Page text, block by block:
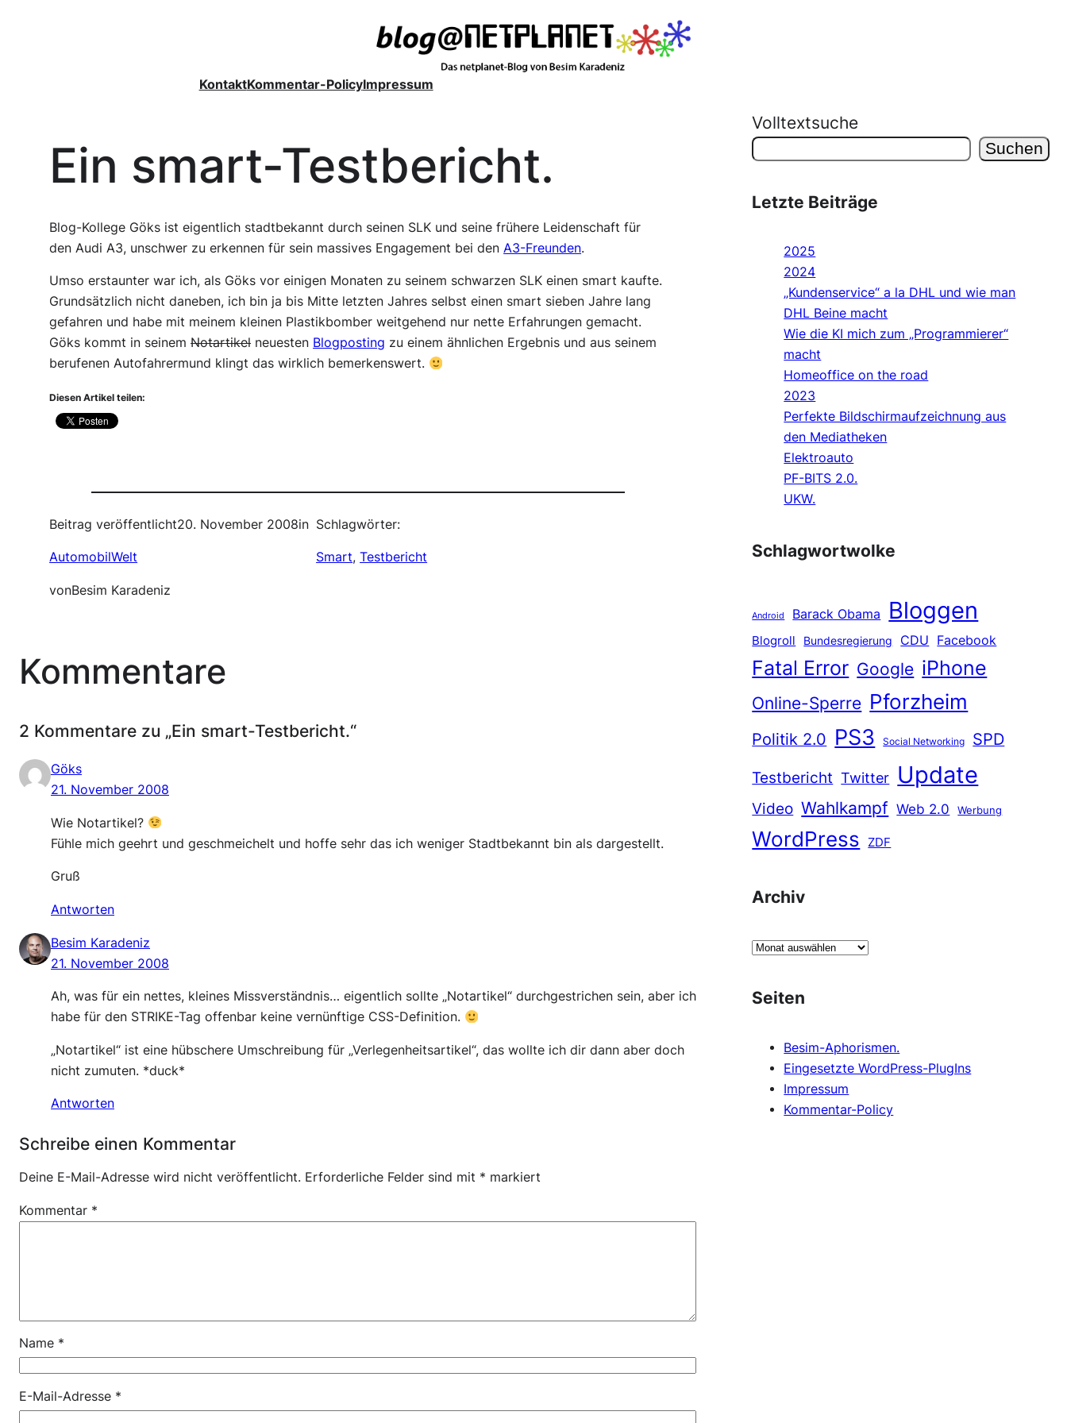
KontaktKommentar-PolicyImpressum
Ein smart-Testbericht.
Blog-Kollege Göks ist eigentlich stadtbekannt durch seinen SLK und seine frühere Leidenschaft für
den Audi A3, unschwer zu erkennen für sein massives Engagement bei den A3-Freunden.
Umso erstaunter war ich, als Göks vor einigen Monaten zu seinem schwarzen SLK einen smart kaufte.
Grundsätzlich nicht daneben, ich bin ja bis Mitte letzten Jahres selbst einen smart sieben Jahre lang
gefahren und habe mit meinem kleinen Plastikbomber weitgehend nur nette Erfahrungen gemacht.
Göks kommt in seinemNotartikel neuesten Blogposting zu einem ähnlichen Ergebnis und aus seinem
berufenen Autofahrermund klingt das wirklich bemerkenswert.
Diesen Artikel teilen:
Beitrag veröffentlicht20. November 2008in
AutomobilWelt
vonBesim Karadeniz
Schlagwörter:
Smart, Testbericht
Kommentare
2 Kommentare zu „Ein smart-Testbericht.“
Göks
21. November 2008
Wie Notartikel?
Fühle mich geehrt und geschmeichelt und hoffe sehr das ich weniger Stadtbekannt bin als dargestellt.
Gruß
Antworten
Besim Karadeniz
21. November 2008
Ah, was für ein nettes, kleines Missverständnis… eigentlich sollte „Notartikel“ durchgestrichen sein, aber ich
habe für den STRIKE-Tag offenbar keine vernünftige CSS-Definition.
„Notartikel“ ist eine hübschere Umschreibung für „Verlegenheitsartikel“, das wollte ich dir dann aber doch
nicht zumuten. *duck*
Antworten
Schreibe einen Kommentar
Deine E-Mail-Adresse wird nicht veröffentlicht. Erforderliche Felder sind mit * markiert
Kommentar *
Name *
E-Mail-Adresse *
Volltextsuche
Suchen
Letzte Beiträge
2025
2024
„Kundenservice“ a la DHL und wie man
DHL Beine macht
Wie die KI mich zum „Programmierer“
macht
Homeoffice on the road
2023
Perfekte Bildschirmaufzeichnung aus
den Mediatheken
Elektroauto
PF-BITS 2.0.
UKW.
Schlagwortwolke
Android Barack Obama Bloggen
Blogroll Bundesregierung CDU Facebook
Fatal Error Google iPhone
Online-Sperre Pforzheim
Politik 2.0 PS3 Social Networking
SPD
Testbericht Twitter Update
Video Wahlkampf Web 2.0 Werbung
WordPress ZDF
Archiv
A
h
Seiten
Besim-Aphorismen.
Eingesetzte WordPress-PlugIns
Impressum
Kommentar-Policy